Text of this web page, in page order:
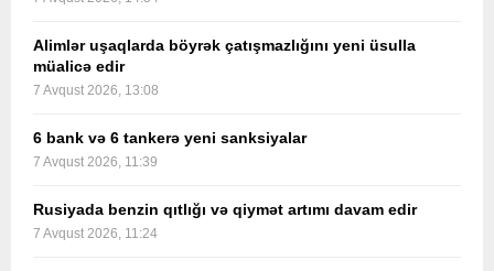
Alimlər uşaqlarda böyrək çatışmazlığını yeni üsulla
müalicə edir
7 Avqust 2026, 13:08
6 bank və 6 tankerə yeni sanksiyalar
7 Avqust 2026, 11:39
Rusiyada benzin qıtlığı və qiymət artımı davam edir
7 Avqust 2026, 11:24